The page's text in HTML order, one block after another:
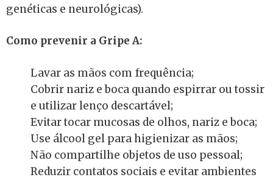
genéticas e neurológicas).
Como prevenir a Gripe A:
Lavar as mãos com frequência;
Cobrir nariz e boca quando espirrar ou tossir
e utilizar lenço descartável;
Evitar tocar mucosas de olhos, nariz e boca;
Use álcool gel para higienizar as mãos;
Não compartilhe objetos de uso pessoal;
Reduzir contatos sociais e evitar ambientes